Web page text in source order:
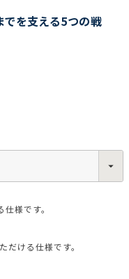
を支える5つの戦
様です。
ける仕様です。